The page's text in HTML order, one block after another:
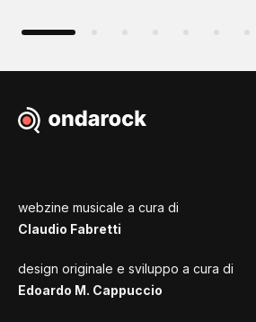
webzine musicale a cura di
Claudio Fabretti
design originale e sviluppo a cura di
Edoardo M. Cappuccio